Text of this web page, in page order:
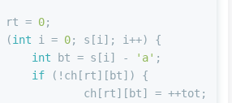
rt = 0;
(int i = 0; s[i]; i++) {
int bt = s[i] - 'a' ;
if (!ch[rt][bt]) {
			ch[rt][bt] = ++tot;